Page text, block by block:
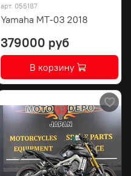
арт. 055187
Yamaha MT-03 2018
379000 руб
В корзину